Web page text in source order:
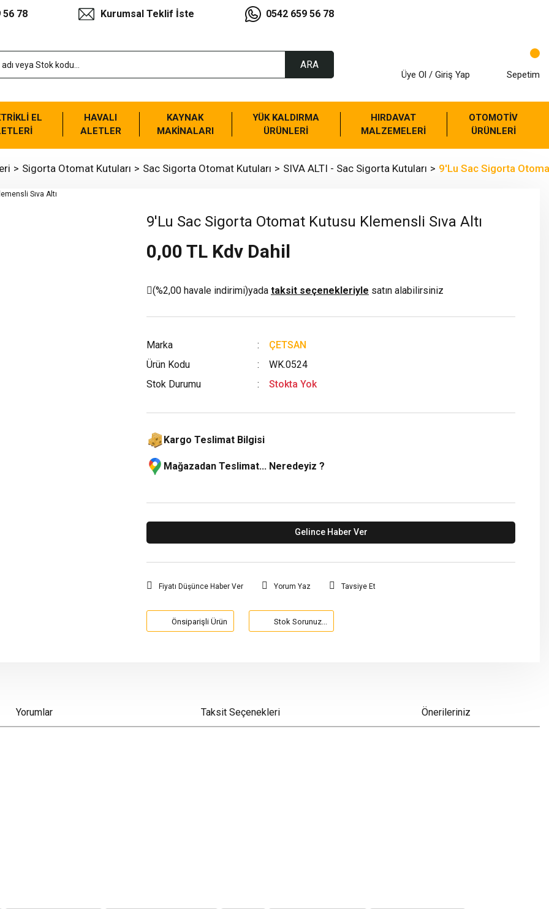
56 78 Kurumsal Teklif İste 0542 659 56 78
ARA
Üye Ol / Giriş Yap Sepetim
EL
HAVALI
ALETLER
KAYNAK
MAKİNALARI
YÜK KALDIRMA
ÜRÜNLERİ
HIRDAVAT
MALZEMELERİ
OTOMOTİV
ÜRÜNLERİ
Sigorta Otomat Kutuları Sac Sigorta Otomat Kutuları SIVA ALTI - Sac Sigorta Kutuları 9'Lu Sac Sigorta
9'Lu Sac Sigorta Otomat Kutusu Klemensli Sıva Altı
0,00 TL Kdv Dahil
(%2,00 havale indirimi)yada taksit seçenekleriyle satın alabilirsiniz
Marka
ÇETSAN
Ürün Kodu
WK.0524
Stok Durumu
Stokta Yok
Kargo Teslimat Bilgisi
Mağazadan Teslimat... Neredeyiz ?
Gelince Haber Ver
Fiyatı Düşünce Haber Ver Yorum Yaz Tavsiye Et
Önsiparişli Ürün Stok Sorunuz...
Yorumlar Taksit Seçenekleri Önerileriniz